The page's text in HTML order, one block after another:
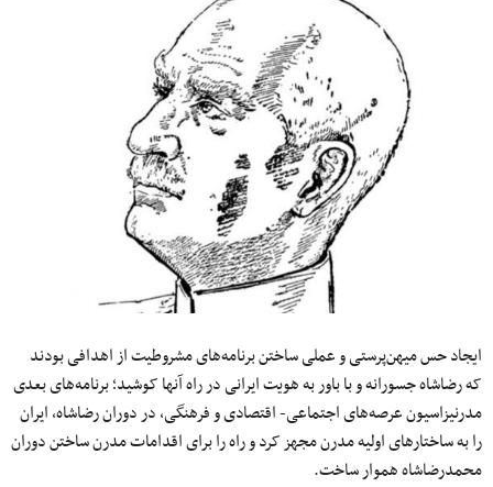
ایجاد حس میهن‌پرستی و عملی ساختن برنامه‌های مشروطیت از اهدافی بودند
که رضاشاه جسورانه و با باور به هویت ایرانی در راه آنها کوشید؛ برنامه‌های بعدی
مدرنیزاسیون عرصه‌های اجتماعی- اقتصادی و فرهنگی، در دوران رضاشاه، ایران
را به ساختارهای اولیه مدرن مجهز کرد و راه را برای اقدامات مدرن ساختن دوران
محمدرضاشاه هموار ساخت.